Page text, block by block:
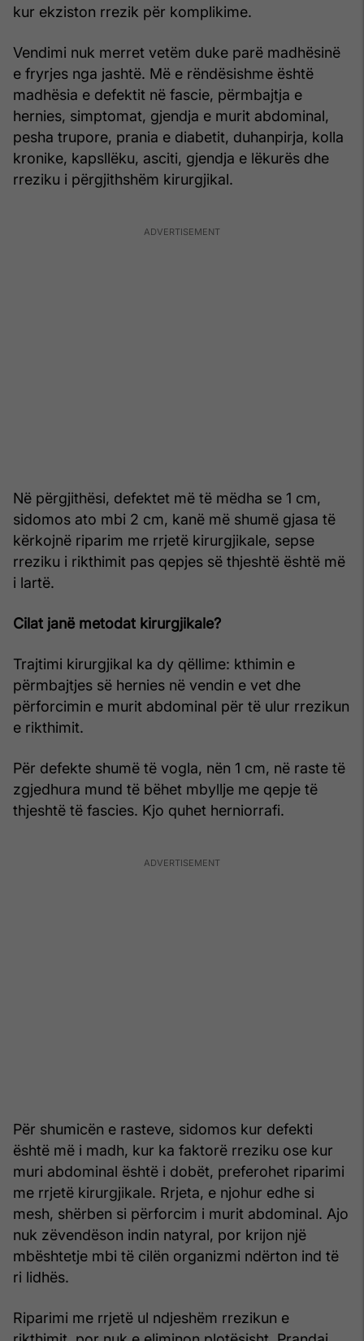
kur ekziston rrezik për komplikime.
Vendimi nuk merret vetëm duke parë madhësinë
e fryrjes nga jashtë. Më e rëndësishme është
madhësia e defektit në fascie, përmbajtja e
hernies, simptomat, gjendja e murit abdominal,
pesha trupore, prania e diabetit, duhanpirja, kolla
kronike, kapsllëku, asciti, gjendja e lëkurës dhe
rreziku i përgjithshëm kirurgjikal.
Në përgjithësi, defektet më të mëdha se 1 cm,
sidomos ato mbi 2 cm, kanë më shumë gjasa të
kërkojnë riparim me rrjetë kirurgjikale, sepse
rreziku i rikthimit pas qepjes së thjeshtë është më
i lartë.
Cilat janë metodat kirurgjikale?
Trajtimi kirurgjikal ka dy qëllime: kthimin e
përmbajtjes së hernies në vendin e vet dhe
përforcimin e murit abdominal për të ulur rrezikun
e rikthimit.
Për defekte shumë të vogla, nën 1 cm, në raste të
zgjedhura mund të bëhet mbyllje me qepje të
thjeshtë të fascies. Kjo quhet herniorrafi.
Për shumicën e rasteve, sidomos kur defekti
është më i madh, kur ka faktorë rreziku ose kur
muri abdominal është i dobët, preferohet riparimi
me rrjetë kirurgjikale. Rrjeta, e njohur edhe si
mesh, shërben si përforcim i murit abdominal. Ajo
nuk zëvendëson indin natyral, por krijon një
mbështetje mbi të cilën organizmi ndërton ind të
ri lidhës.
Riparimi me rrjetë ul ndjeshëm rrezikun e